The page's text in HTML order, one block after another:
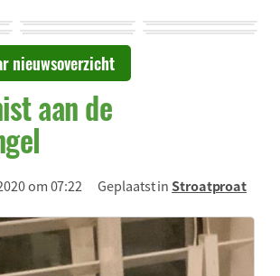
nieuwsoverzicht
aan de
om 07:22 Geplaatst inStroatproat